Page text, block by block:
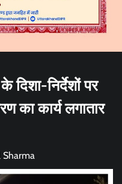
दिशा-निर्देशों पर
का कार्य लगातार
Sharma